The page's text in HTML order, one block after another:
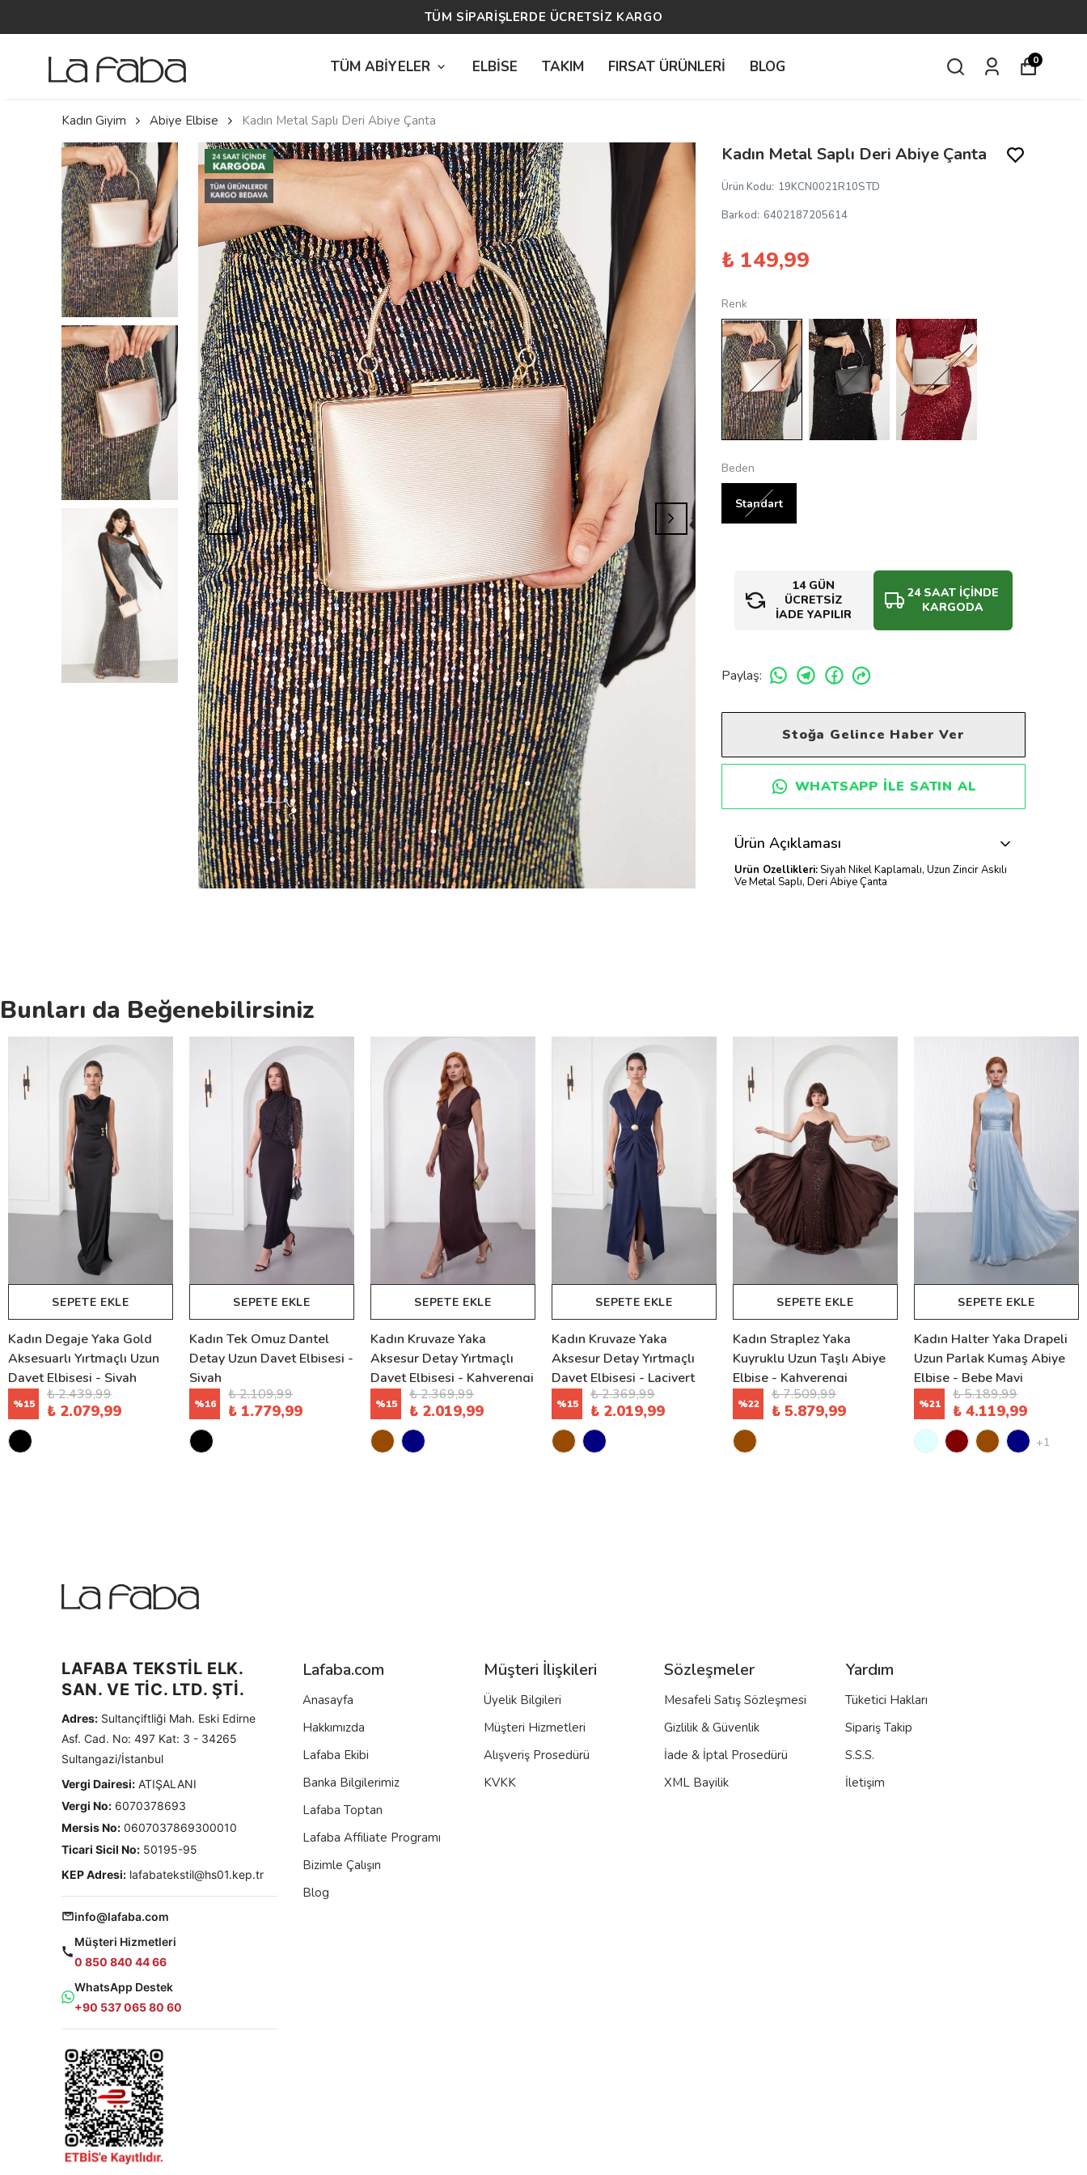
14 GÜN ÜCRETSİZ İADE
TÜM ABİYELER ELBİSE TAKIM FIRSAT ÜRÜNLERİ BLOG 0
Kadın Giyim Abiye Elbise Kadın Metal Saplı Deri Abiye Çanta
Kadın Metal Saplı Deri Abiye Çanta
Ürün Kodu: 19KCN0021R10STD
Barkod: 6402187205614
₺ 149,99
Renk
Beden
Standart
14 GÜN
ÜCRETSİZ
İADE YAPILIR
24 SAAT İÇİNDE
KARGODA
Paylaş:
Stoğa Gelince Haber Ver
WHATSAPP ILE SATIN AL
Ürün Açıklaması
Ürün Özellikleri: Siyah Nikel Kaplamalı, Uzun Zincir Askılı
Ve Metal Saplı, Deri Abiye Çanta
Bunları da Beğenebilirsiniz
SEPETE EKLE
Kadın Degaje Yaka Gold
Aksesuarlı Yırtmaçlı Uzun
Davet Elbisesi - Siyah
%15
₺ 2.439,99
₺ 2.079,99
SEPETE EKLE
Kadın Tek Omuz Dantel
Detay Uzun Davet Elbisesi -
Siyah
%16
₺ 2.109,99
₺ 1.779,99
SEPETE EKLE
Kadın Kruvaze Yaka
Aksesur Detay Yırtmaçlı
Davet Elbisesi - Kahverengi
%15
₺ 2.369,99
₺ 2.019,99
SEPETE EKLE
Kadın Kruvaze Yaka
Aksesur Detay Yırtmaçlı
Davet Elbisesi - Lacivert
%15
₺ 2.369,99
₺ 2.019,99
SEPETE EKLE
Kadın Straplez Yaka
Kuyruklu Uzun Taşlı Abiye
Elbise - Kahverengi
%22
₺ 7.509,99
₺ 5.879,99
SEPETE EKLE
Kadın Halter Yaka Drapeli
Uzun Parlak Kumaş Abiye
Elbise - Bebe Mavi
%21
₺ 5.189,99
₺ 4.119,99
+1
Lafaba.com
Anasayfa
Hakkımızda
Lafaba Ekibi
Banka Bilgilerimiz
Lafaba Toptan
Lafaba Affiliate Programı
Bizimle Çalışın
Blog
Müşteri İlişkileri
Üyelik Bilgileri
Müşteri Hizmetleri
Alışveriş Prosedürü
KVKK
Sözleşmeler
Mesafeli Satış Sözleşmesi
Gizlilik & Güvenlik
İade & İptal Prosedürü
XML Bayilik
Yardım
Tüketici Hakları
Sipariş Takip
S.S.S.
İletişim
LAFABA TEKSTİL ELK.
SAN. VE TİC. LTD. ŞTİ.
Adres: Sultançiftliği Mah. Eski Edirne
Asf. Cad. No: 497 Kat: 3 - 34265
Sultangazi/İstanbul
Vergi Dairesi: ATIŞALANI
Vergi No: 6070378693
Mersis No: 0607037869300010
Ticari Sicil No: 50195-95
KEP Adresi: lafabatekstil@hs01.kep.tr
info@lafaba.com
Müşteri Hizmetleri
0 850 840 44 66
WhatsApp Destek
+90 537 065 80 60